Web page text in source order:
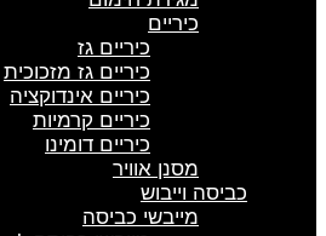
כיריים
כיריים גז
כיריים גז מזכוכית
כיריים אינדוקציה
כיריים קרמיות
כיריים דומינו
מסנן אוויר
כביסה וייבוש
מייבשי כביסה